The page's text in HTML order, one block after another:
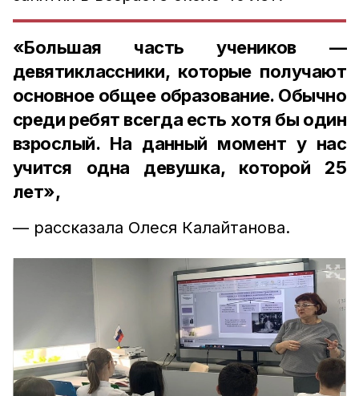
«Большая часть учеников —
девятиклассники, которые получают
основное общее образование. Обычно
среди ребят всегда есть хотя бы один
взрослый. На данный момент у нас
учится одна девушка, которой 25
лет»,
— рассказала Олеся Калайтанова.